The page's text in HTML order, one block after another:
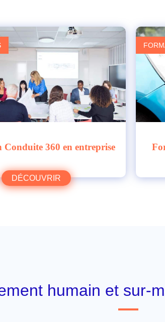
360 en entreprise
DÉCOUVRIR
humain et sur-